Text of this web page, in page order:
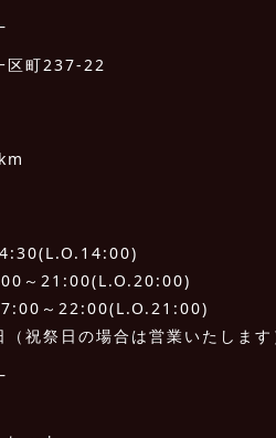
区町237-22
～21:00(L.O.20:00)
～22:00(L.O.21:00)
祝祭日の場合は営業いたします